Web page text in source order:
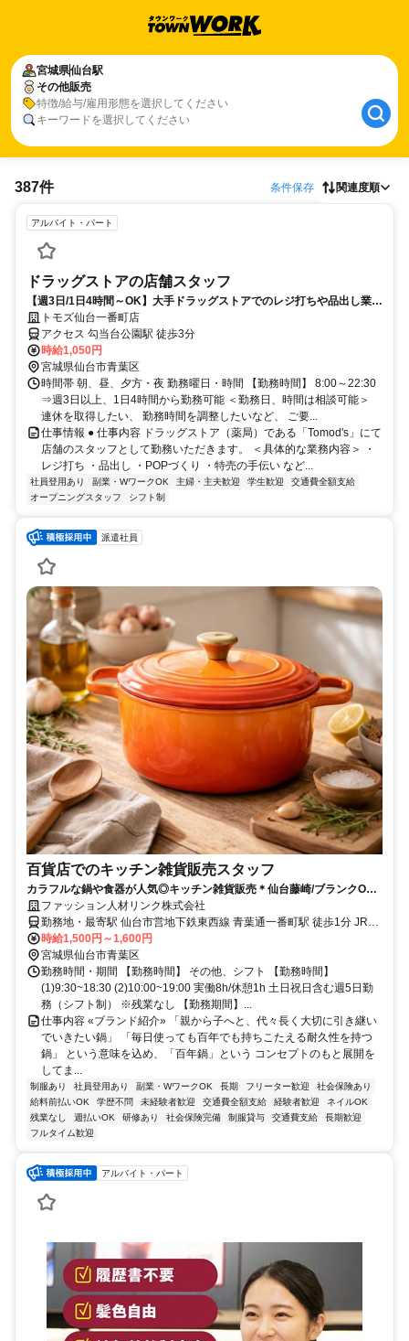
宮城県仙台駅
その他販売
特徴/給与/雇用形態を選択してください
キーワードを選択してください
387件 条件保存 関連度順
アルバイト・パート
ドラッグストアの店舗スタッフ
【週3日/1日4時間～OK】大手ドラッグストアでのレジ打ちや品出し業
務！未経験歓迎！
トモズ仙台一番町店
アクセス 勾当台公園駅 徒歩3分
時給1,050円
宮城県仙台市青葉区
時間帯 朝、昼、夕方・夜 勤務曜日・時間 【勤務時間】 8:00～22:30
⇒週3日以上、1日4時間から勤務可能 ＜勤務日、時間は相談可能＞
連休を取得したい、 勤務時間を調整したいなど、 ご要...
仕事情報 ● 仕事内容 ドラッグストア（薬局）である「Tomod's」にて
店舗のスタッフとして勤務いただきます。 ＜具体的な業務内容＞ ・
レジ打ち ・品出し ・POPづくり ・特売の手伝い など...
社員登用あり 副業・WワークOK 主婦・主夫歓迎 学生歓迎
交通費全額支給
オープニングスタッフ
シフト制
派遣社員
百貨店でのキッチン雑貨販売スタッフ
カラフルな鍋や食器が人気◎キッチン雑貨販売＊仙台藤崎/ブランクOK/
制服あり/経験を活かして高時給♪
ファッション人材リンク株式会社
勤務地・最寄駅 仙台市営地下鉄東西線 青葉通一番町駅 徒歩1分 JR仙
石線 あおば通駅 徒歩5分 仙台市営地下鉄南北線 広瀬通駅 徒歩5分
時給1,500円～1,600円
宮城県仙台市青葉区
勤務時間・期間 【勤務時間】 その他、シフト 【勤務時間】
(1)9:30~18:30 (2)10:00~19:00 実働8h/休憩1h 土日祝日含む週5日勤
務（シフト制） ※残業なし 【勤務期間】...
仕事内容 «ブランド紹介» 「親から子へと、代々長く大切に引き継い
でいきたい鍋」 「毎日使っても百年でも持ちこたえる耐久性を持つ
鍋」 という意味を込め、「百年鍋」という コンセプトのもと展開を
してま...
制服あり 社員登用あり 副業・WワークOK 長期 フリーター歓迎
社会保険あり
給料前払いOK
学歴不問 未経験者歓迎 交通費全額支給 経験者歓迎
ネイルOK
残業なし
週払いOK 研修あり 社会保険完備 制服貸与 交通費支給
長期歓迎
フルタイム歓迎
アルバイト・パート